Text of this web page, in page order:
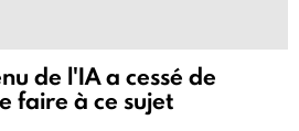
de l'IA a cessé de
faire à ce sujet